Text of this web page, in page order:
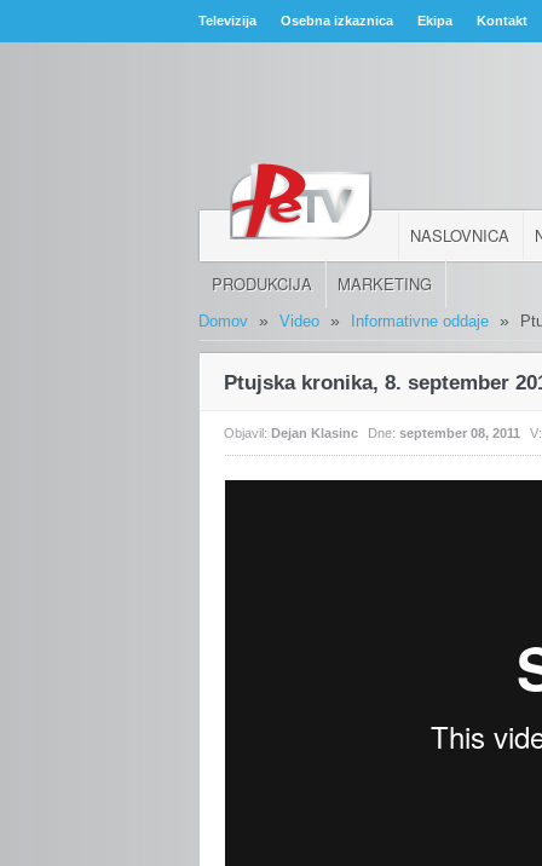
Televizija Osebna izkaznica Ekipa Kontakt
NASLOVNICA
PRODUKCIJA MARKETING
Domov » Video » Informativne oddaje »
Ptujska kronika, 8. september
Objavil:Dejan Klasinc Dne:september 08, 2011